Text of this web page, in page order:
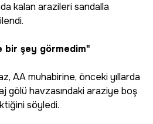
kalan arazileri sandalla
bir şey görmedim"
AA muhabirine, önceki yıllarda
gölü havzasındaki araziye boş
söyledi.